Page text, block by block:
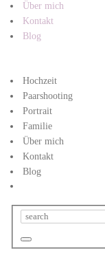
Über mich
Kontakt
Blog
Hochzeit
Paarshooting
Portrait
Familie
Über mich
Kontakt
Blog